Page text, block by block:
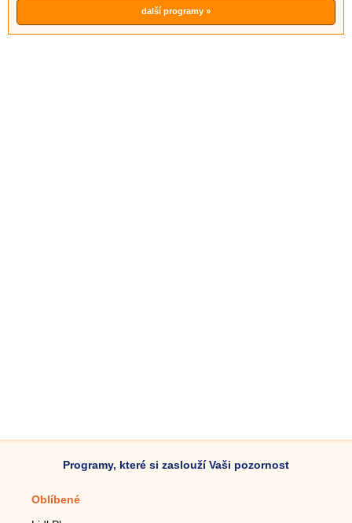
další programy »
Programy, které si zaslouží Vaši pozornost
Oblíbené